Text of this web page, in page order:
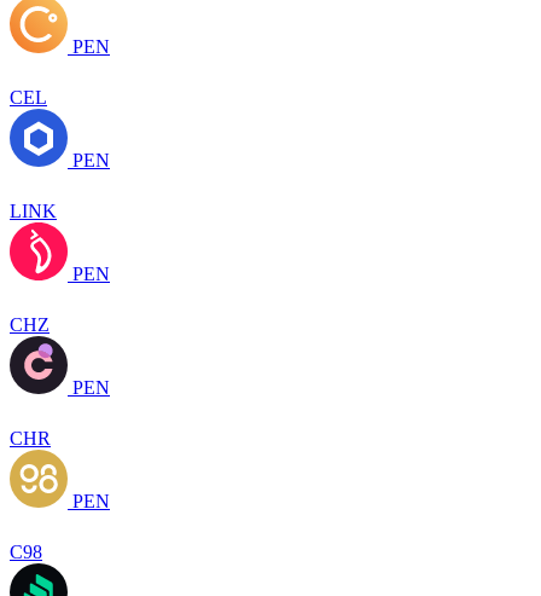
PEN
CEL
PEN
LINK
PEN
CHZ
PEN
CHR
PEN
C98